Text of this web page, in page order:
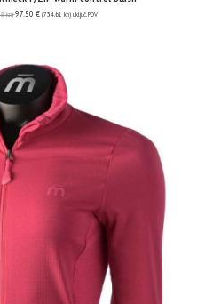
kn) 97.50 € (734.61 kn) uključ. PDV